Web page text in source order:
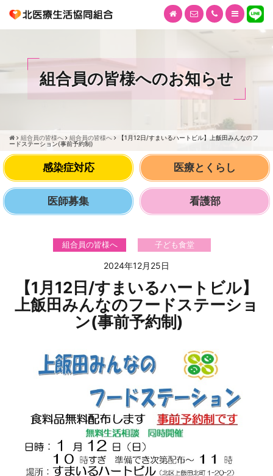
組合員の皆様へのお知らせ
組合員の皆様へ 組合員の皆様へ
【1月12日/すまいるハートビル】上飯田みんなのフ
ードステーション(事前予約制)
感染症対応 医療とくらし
医師募集 看護部
組合員の皆様へ 子ども食堂
2024年12月25日
【1月12日/すまいるハートビル】
上飯田みんなのフードステーショ
ン(事前予約制)